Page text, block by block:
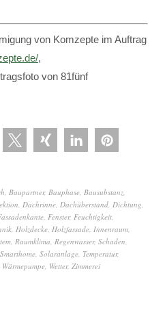
von Komzepte im Auftrag
,
von 81fünf
, Baupartner, Bauphase, Bausubstanz,
, Dachrinne, Dachüberstand, Dichtung,
, Fenster, Feuchtigkeit,
, Holzdecke, Holzfassade, Innenraum,
, Raumklima, Regenwasser, Schaden,
Smarthome, Solaranlage, Temperatur,
Wärmepumpe, Wetter, Zimmerei